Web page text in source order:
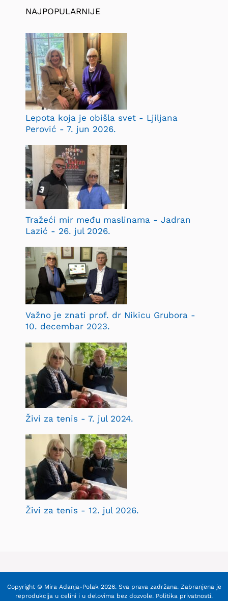
NAJPOPULARNIJE
Lepota koja je obišla svet - Ljiljana
Perović - 7. jun 2026.
Tražeći mir među maslinama - Jadran
Lazić - 26. jul 2026.
Važno je znati prof. dr Nikicu Grubora -
10. decembar 2023.
Živi za tenis - 7. jul 2024.
Živi za tenis - 12. jul 2026.
Copyright © Mira Adanja-Polak 2026. Sva prava zadržana. Zabranjena je
reprodukcija u celini i u delovima bez dozvole. Politika privatnosti.